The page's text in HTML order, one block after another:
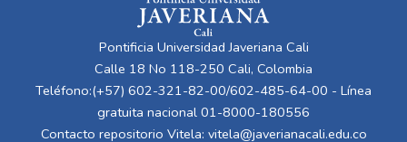
Pontificia Universidad Javeriana Cali
Calle 18 No 118-250 Cali, Colombia
Teléfono:(+57) 602-321-82-00/602-485-64-00 - Línea
gratuita nacional 01-8000-180556
Contacto repositorio Vitela: vitela@javerianacali.edu.co